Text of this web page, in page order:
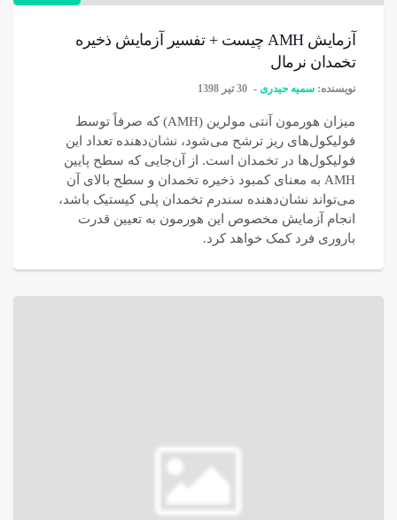
آزمایش AMH چیست + تفسیر آزمایش ذخیره
تخمدان نرمال
نویسنده: سمیه حیدری 30 تیر 1398
میزان هورمون آنتی مولرین (AMH) که صرفاً توسط
فولیکول‌های ریز ترشح می‌شود، نشان‌دهنده تعداد این
فولیکول‌ها در تخمدان است. از آن‌جایی که سطح پایین
AMH به معنای کمبود ذخیره تخمدان و سطح بالای آن
می‌تواند نشان‌دهنده سندرم تخمدان پلی کیستیک باشد،
انجام آزمایش مخصوص این هورمون به تعیین قدرت
باروری فرد کمک خواهد کرد.